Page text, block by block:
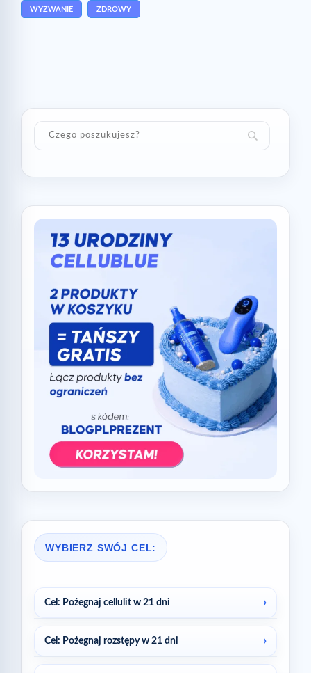
WYZWANIE ZDROWY
WYBIERZ SWÓJ CEL:
Cel: Pożegnaj cellulit w 21 dni
Cel: Pożegnaj rozstępy w 21 dni